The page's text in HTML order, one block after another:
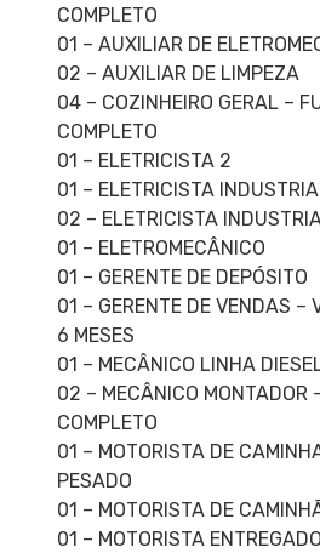
COMPLETO
01 – AUXILIAR DE
02 – AUXILIAR DE LIMPEZA
04 – COZINHEIRO GERAL –
COMPLETO
01 – ELETRICISTA 2
01 – ELETRICISTA
02 – ELETRICISTA
01 – ELETROMECÂNICO
01 – GERENTE DE DEPÓSITO
01 – GERENTE DE VENDAS –
6 MESES
01 – MECÂNICO LINHA
02 – MECÂNICO MONTADOR
COMPLETO
01 – MOTORISTA DE
PESADO
01 – MOTORISTA DE
01 – MOTORISTA